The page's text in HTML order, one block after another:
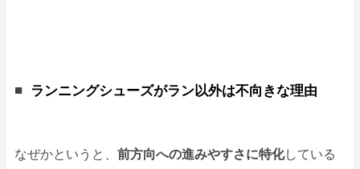
ランニングシューズがラン以外は不向きな理由
なぜかというと、 前方向への進みやすさに特化している